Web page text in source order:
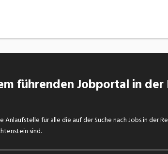
führenden Jobportal in der
für alle die auf der Suche nach Jobs in der
sind.